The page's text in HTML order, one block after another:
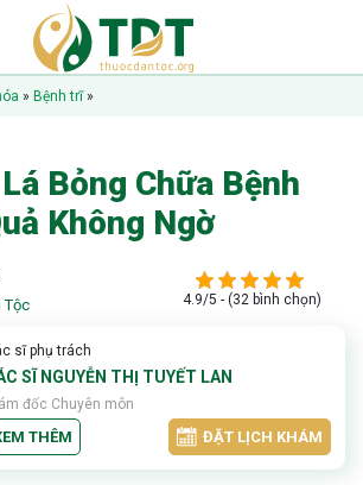
» Bệnh trĩ»
Bỏng Chữa Bệnh
Không Ngờ
Tộc 4.9/5 - (32 bình chọn)
sĩ phụ trách
SĨ NGUYỄN THỊ TUYẾT LAN
đốc Chuyên môn
THÊM ĐẶT LỊCH KHÁM